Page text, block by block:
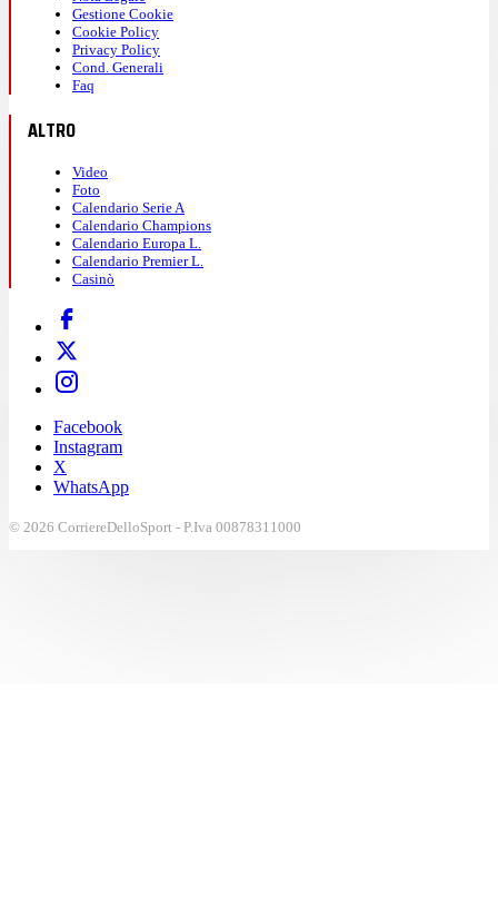
Gestione Cookie
Cookie Policy
Privacy Policy
Cond. Generali
Faq
ALTRO
Video
Foto
Calendario Serie A
Calendario Champions
Calendario Europa L.
Calendario Premier L.
Casinò
Facebook
Instagram
X
WhatsApp
© 2026 CorriereDelloSport - P.Iva 00878311000